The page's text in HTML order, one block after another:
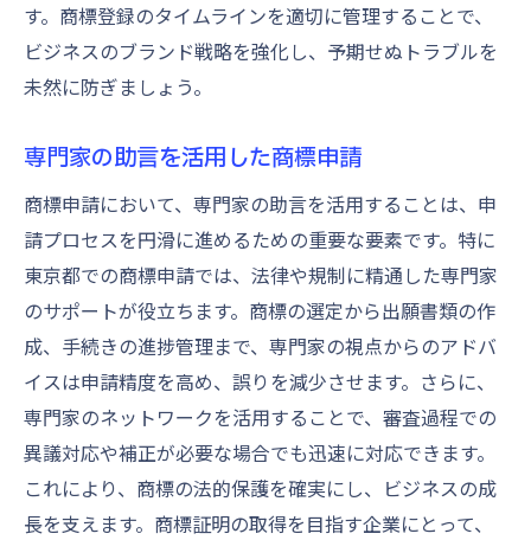
す。商標登録のタイムラインを適切に管理することで、
ビジネスのブランド戦略を強化し、予期せぬトラブルを
未然に防ぎましょう。
専門家の助言を活用した商標申請
商標申請において、専門家の助言を活用することは、申
請プロセスを円滑に進めるための重要な要素です。特に
東京都での商標申請では、法律や規制に精通した専門家
のサポートが役立ちます。商標の選定から出願書類の作
成、手続きの進捗管理まで、専門家の視点からのアドバ
イスは申請精度を高め、誤りを減少させます。さらに、
専門家のネットワークを活用することで、審査過程での
異議対応や補正が必要な場合でも迅速に対応できます。
これにより、商標の法的保護を確実にし、ビジネスの成
長を支えます。商標証明の取得を目指す企業にとって、